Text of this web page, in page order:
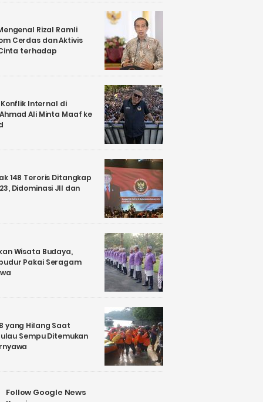
Rizal Ramli
Cerdas dan Aktivis
terhadap
Internal di
Ali Minta Maaf ke
148 Teroris Ditangkap
Didominasi JII dan
Wisata Budaya,
Pakai Seragam
yang Hilang Saat
Sempu Ditemukan
Follow Google News